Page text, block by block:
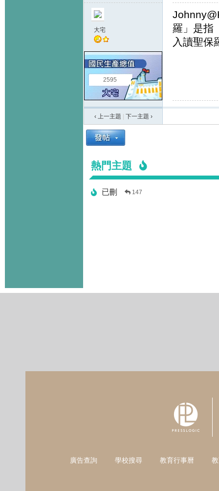
大宅
2595
羅」是指
入讀聖保
‹ 上一主題 下一主題 ›
熱門主題
已刪 147
廣告查詢 學校搜尋 教育行事曆